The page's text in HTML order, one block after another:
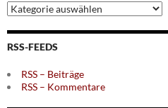
Archiv
nach
Themen
RSS-FEEDS
RSS – Beiträge
RSS – Kommentare